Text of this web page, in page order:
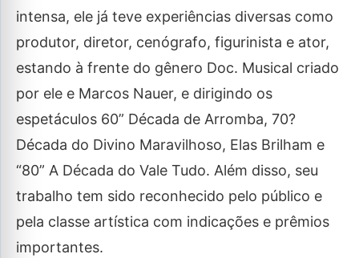
intensa, ele já teve experiências diversas como
produtor, diretor, cenógrafo, figurinista e ator,
estando à frente do gênero Doc. Musical criado
por ele e Marcos Nauer, e dirigindo os
espetáculos 60” Década de Arromba, 70?
Década do Divino Maravilhoso, Elas Brilham e
“80” A Década do Vale Tudo. Além disso, seu
trabalho tem sido reconhecido pelo público e
pela classe artística com indicações e prêmios
importantes.